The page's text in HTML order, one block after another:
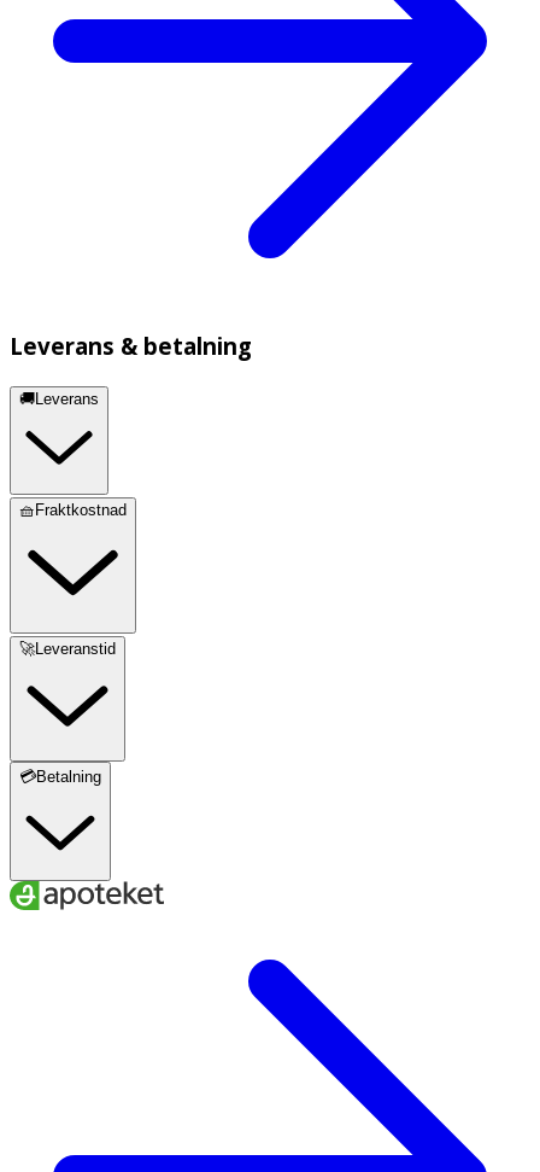
Leverans & betalning
🚚Leverans
🧺Fraktkostnad
🚀Leveranstid
💳Betalning